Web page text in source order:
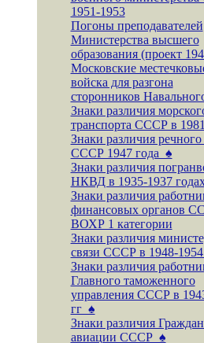
1951-1953
Погоны преподавателей
Министерства высшего
образования (проект
Московские
войска для разгона
сторонников
Знаки различия
транспорта СССР в
Знаки различия
СССР 1947 года ♠
Знаки различия
НКВД в 1935-1937
Знаки различия
финансовых органов
ВОХР 1 категории
Знаки различия
связи СССР в 1948-1954
Знаки различия
Главного таможенного
управления СССР в
гг ♠
Знаки различия
авиации СССР ♠